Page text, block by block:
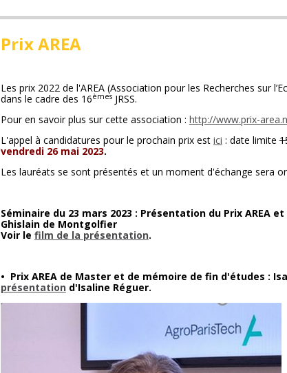
Prix AREA
Les prix 2022 de l'AREA (Association pour les Recherches sur
dans le cadre des 16èmesJRSS.
Pour en savoir plus sur cette association : http://www.prix-
L'appel à candidatures pour le prochain prix est ici : date limite
vendredi 26 mai 2023.
Les lauréats se sont présentés et un moment d'échange sera
Séminaire du 23 mars 2023 : Présentation du Prix AREA
Ghislain de Montgolfier
Voir le film de la présentation.
• Prix AREA de Master et de mémoire de fin d'études :
présentation d'Isaline Réguer.